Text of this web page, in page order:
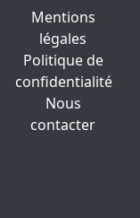
Mentions
légales
Politique de
confidentialité
Nous
contacter